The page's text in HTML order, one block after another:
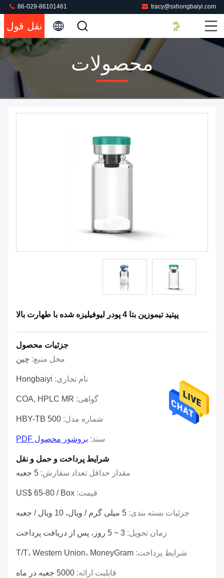
tracy@sxhongbaiyi.com
86-029-86101461
نقل قول
محصولات
پپتید تیموزین بتا 4 پودر لیوفیلیزه شده با طهارت بالا
جزئیات محصول
محل منبع: چین
نام تجاری: Hongbaiyi
گواهی: COA, HPLC MR
شماره مدل: HBY-TB 500
سند: بروشور محصول PDF
شرایط پرداخت و حمل و نقل
مقدار حداقل تعداد سفارش: 5 جعبه
قیمت: US$ 65-80 / Box
جزئیات بسته بندی: 5 میلی گرم / ویال، 10 ویال / جعبه
زمان تحویل: 3 ~ 5 روز، پس از دریافت پرداخت
شرایط پرداخت: T/T، Western Union، MoneyGram
قابلیت ارائه: 5000 جعبه در ماه